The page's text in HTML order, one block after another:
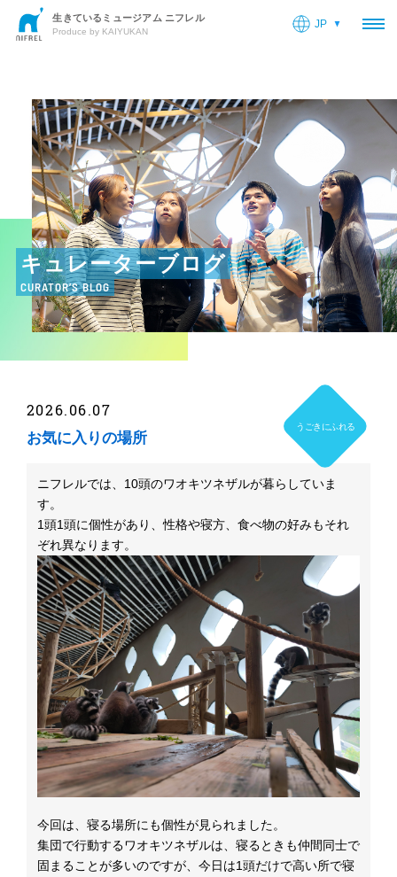
生きているミュージアム ニフレル
Produce by KAIYUKAN
JP
キュレーターブログ
CURATOR’S BLOG
うごきにふれる
2026.06.07
お気に入りの場所
ニフレルでは、10頭のワオキツネザルが暮らしていま
す。
1頭1頭に個性があり、性格や寝方、食べ物の好みもそれ
ぞれ異なります。
今回は、寝る場所にも個性が見られました。
集団で行動するワオキツネザルは、寝るときも仲間同士で
固まることが多いのですが、 今日は1頭だけで高い所で寝